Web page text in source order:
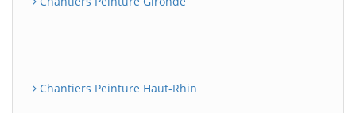
Chantiers Peinture Haut-Rhin